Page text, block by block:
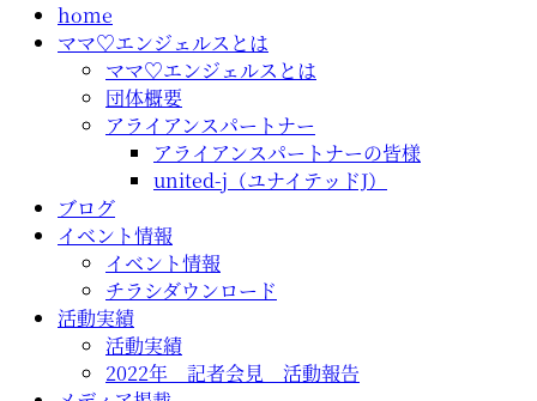
home
ママ♡エンジェルスとは
ママ♡エンジェルスとは
団体概要
アライアンスパートナー
アライアンスパートナーの皆様
united-j（ユナイテッドJ）
ブログ
イベント情報
イベント情報
チラシダウンロード
活動実績
活動実績
2022年 記者会見 活動報告